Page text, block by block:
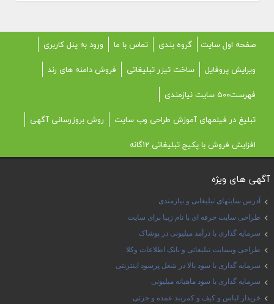
صفحه اول سایت گروه بندی تماس با ما
ورود به پنل کاربری
ویرایش پروفایل
ساخت تیزر تبلیغاتی
فروش دامنه های رند
فهرست500 سایت نیازمندی
تبلیغ در فیلمهای آموزش طراحی وب سایت
روش بروزرسانی آگهی
افزایش فروش با پکیج تبلیغاتی 12گانه
آگهی های ویژه
آدرس سایتهای تبلیغاتی و نیازمندی
طراحی سایت حرفه ای با نام زیبا برای سایت
سرمایه گذاری با درآمد میلیونی در پوشاک
طراحی وبسایت تبلیغاتی و بانک اطلاعات وکلا
سرمایه گذاری با سود بالا در شغل پرسود اینترنتی
سرمایه گذاری با سود ماهیانه میلیونی
خریدار لباس و کیف و کمربند عمده و جزئی